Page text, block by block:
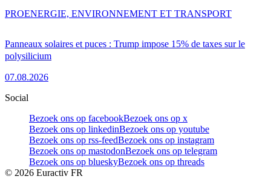
Panneaux solaires et puces : Trump impose 15% de taxes sur le
polysilicium
07.08.2026
PROENERGIE, ENVIRONNEMENT ET TRANSPORT
Social
Bezoek ons op facebookBezoek ons op x
Bezoek ons op linkedinBezoek ons op youtube
Bezoek ons op rss-feedBezoek ons op instagram
Bezoek ons op mastodonBezoek ons op telegram
Bezoek ons op blueskyBezoek ons op threads
© 2026 Euractiv FR